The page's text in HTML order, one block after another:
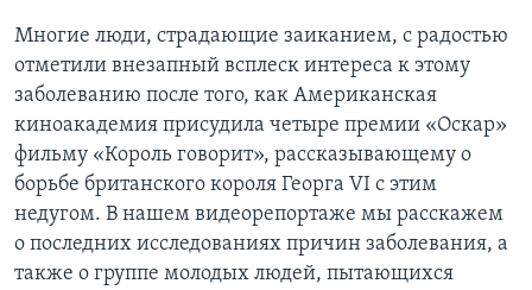
НЬЮ-ЙОРК NEW YORK
АМЕРИКА. БОЛЬШОЕ ПУТЕШЕСТВИЕ
ТЕСТЫ
УЧИМ АНГЛИЙСКИЙ
ВИДЕО
ПОДПИСКА НА НОВОСТИ
Learning English
Многие люди, страдающие заиканием, с радостью
отметили внезапный всплеск интереса к этому
заболеванию после того, как Американская
киноакадемия присудила четыре премии «Оскар»
фильму «Король говорит», рассказывающему о
борьбе британского короля Георга VI с этим
недугом. В нашем видеорепортаже мы расскажем
о последних исследованиях причин заболевания, а
также о группе молодых людей, пытающихся